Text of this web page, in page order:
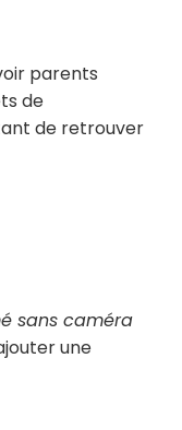
parents
de
de retrouver
sans caméra
une